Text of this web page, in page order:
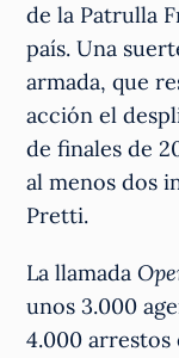
de la Patrulla
país. Una
armada, que
acción el
de finales de
al menos dos
Pretti.
La llamada
unos 3.000
4.000 arrestos